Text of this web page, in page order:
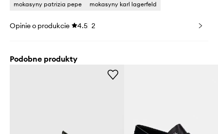
mokasyny patrizia pepe
mokasyny karl lagerfeld
Opinie o produkcie 4.5 2
Podobne produkty